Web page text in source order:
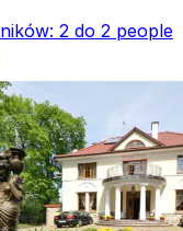
2 do 2 people